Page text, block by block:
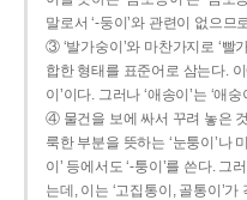
말로서 ‘-둥이’와 관련이 없으므
③ ‘발가숭이’와 마찬가지로 ‘빨
합한 형태를 표준어로 삼는다.
이’이다. 그러나 ‘애송이’는 ‘애
④ 물건을 보에 싸서 꾸려 놓은
룩한 부분을 뜻하는 ‘눈퉁이’나
이’ 등에서도 ‘-퉁이’를 쓴다. 그
는데, 이는 ‘고집통이, 골통이’가